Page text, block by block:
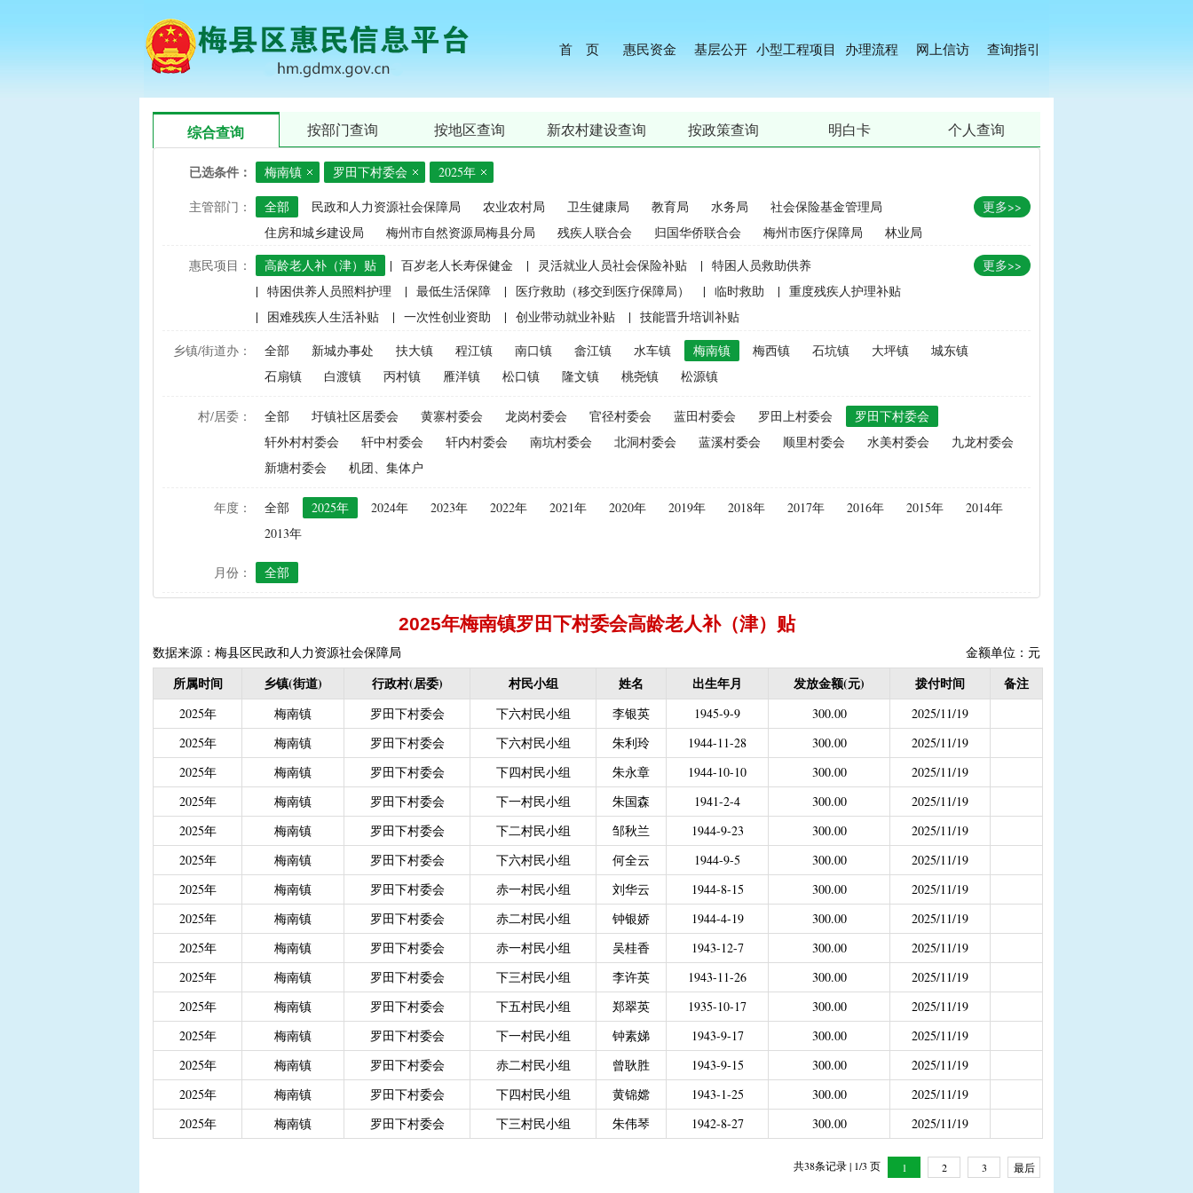
首 页 惠民资金 基层公开 小型工程项目 办理流程 网上信访 查询指引
综合查询 按部门查询 按地区查询 新农村建设查询 按政策查询 明白卡 个人查询
已选条件： 梅南镇 罗田下村委会 2025年
主管部门： 全部 民政和人力资源社会保障局 农业农村局 卫生健康局 教育局 水务局
社会保险基金管理局
住房和城乡建设局
梅州市自然资源局梅县分局 残疾人联合会 归国华侨联合会 梅州市医疗保障局 林业局
更多>>
惠民项目： 高龄老人补（津）贴 | 百岁老人长寿保健金 | 灵活就业人员社会保险补贴 | 特困人员救助供养
| 特困供养人员照料护理 | 最低生活保障 | 医疗救助（移交到医疗保障局） | 临时救助 | 重度残疾人护理补贴
|
困难残疾人生活补贴 | 一次性创业资助 | 创业带动就业补贴 | 技能晋升培训补贴
建档立卡家庭经济困难学生精准资助（2021年秋季学期起不再实施） | 中等职业学校国家助学金 | 畜牧品种改良经费
中央财政水稻、玉米、小麦良种补贴（2015年更改为“耕地地力保护补贴”） | 屠宰环节病害猪无害化处理补助
农资综合直补及种粮直补（2015年更改为“耕地地力保护补贴”） | 优质后备母奶牛饲养补贴 | 政策性能繁母猪保险费补贴
禁渔渔民生产生活补助 | 建档立卡贫困户 政策性家禽、生猪养殖保险保费补贴 | 农机购置补贴 |
耕地地力保护补贴
“两不具备”贫困村庄搬迁（已结束）
省定贫困村创建社会主义新农村示范村建设项目计划表
接生员和赤脚医生生活困难补助资金
计划生育家庭特别扶助（2013年至2020年按季度公开）
| 城镇独生子女父母计划生育奖励 | 农村计划生育节育奖励（农村纯生二女结扎户奖励（2013年至2020年按季度公开））
义务教育阶段家庭经济困难学生生活费补助 | 普通高中国家助学金 | 中等职业学校国家助学金
| 普通高中建档立卡和非建档立卡免学杂费补助
高中残疾学生免学杂费补助（合并到“普通高中建档立卡和非建档立卡免学杂费补助”）
中等职业学校学生免学费补助
| 学前教育资助 | 建档立卡学生生活费（2016年至2021年，已结束） | 大中型水库移民后期扶持资金
| 城乡居民保险养老金 | 农村危房改造 | 基本农田保护经济补偿 | 残疾人自主创业就业
| 重度残疾人护理补贴（2013年至2016年，已移至民政局） | 重度残疾人医疗保险
南粤扶残助学工程（高等教育阶段残疾学生补贴） | 低保残疾人生活津贴（2013年至2016年，已移至民政局）
重度残疾人、精神和智力残疾人缴纳城乡居民基本养老保险费 | 广东省贫困归侨扶贫救助专项补助
城乡居民医保大病保险 | 城乡居民医保零星报销 | 困难群众医疗救助
城乡居民医保大病保险（2021年4月之前社保局公开的数据）
城乡居民医保零星报销（2021年4月之前社保局公开的数据）
省级生态公益林效益补偿专项资金
更多>>
乡镇/街道办： 全部 新城办事处 扶大镇 程江镇 南口镇 畲江镇 水车镇 梅南镇 梅西镇 石坑镇 大坪镇
城东镇
石扇镇
白渡镇 丙村镇 雁洋镇 松口镇 隆文镇 桃尧镇 松源镇
村/居委： 全部 圩镇社区居委会 黄寨村委会 龙岗村委会 官径村委会 蓝田村委会 罗田上村委会
罗田下村委会
轩外村村委会
轩中村委会 轩内村委会 南坑村委会 北洞村委会 蓝溪村委会 顺里村委会 水美村委会
九龙村委会
新塘村委会
机团、集体户
年度： 全部 2025年 2024年 2023年 2022年 2021年 2020年 2019年 2018年 2017年 2016年 2015年
2014年
2013年
月份： 全部
2025年梅南镇罗田下村委会高龄老人补（津）贴
数据来源：梅县区民政和人力资源社会保障局 金额单位：元
所属时间 乡镇(街道) 行政村(居委) 村民小组 姓名 出生年月 发放金额(元) 拨付时间 备注
2025年 梅南镇 罗田下村委会 下六村民小组 李银英 1945-9-9 300.00
2025/11/19
2025年
梅南镇 罗田下村委会 下六村民小组 朱利玲 1944-11-28 300.00
2025/11/19
2025年
梅南镇 罗田下村委会 下四村民小组 朱永章 1944-10-10 300.00
2025/11/19
2025年
梅南镇 罗田下村委会 下一村民小组 朱国森 1941-2-4 300.00
2025/11/19
2025年
梅南镇 罗田下村委会 下二村民小组 邹秋兰 1944-9-23 300.00
2025/11/19
2025年
梅南镇 罗田下村委会 下六村民小组 何全云 1944-9-5 300.00
2025/11/19
2025年
梅南镇 罗田下村委会 赤一村民小组 刘华云 1944-8-15 300.00
2025/11/19
2025年
梅南镇 罗田下村委会 赤二村民小组 钟银娇 1944-4-19 300.00
2025/11/19
2025年
梅南镇 罗田下村委会 赤一村民小组 吴桂香 1943-12-7 300.00
2025/11/19
2025年
梅南镇 罗田下村委会 下三村民小组 李许英 1943-11-26 300.00
2025/11/19
2025年
梅南镇 罗田下村委会 下五村民小组 郑翠英 1935-10-17 300.00
2025/11/19
2025年
梅南镇 罗田下村委会 下一村民小组 钟素娣 1943-9-17 300.00
2025/11/19
2025年
梅南镇 罗田下村委会 赤二村民小组 曾耿胜 1943-9-15 300.00
2025/11/19
2025年
梅南镇 罗田下村委会 下四村民小组 黄锦嫦 1943-1-25 300.00
2025/11/19
2025年
梅南镇 罗田下村委会 下三村民小组 朱伟琴 1942-8-27 300.00 2025/11/19
共38条记录 | 1/3 页 1 2 3
最后